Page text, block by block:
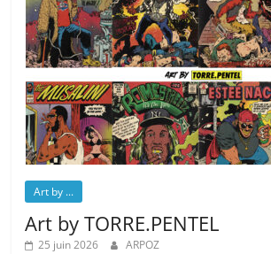
Art by ...
Art by TORRE.PENTEL
25 juin 2026 ARPOZ